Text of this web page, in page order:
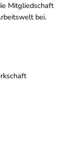
Mitgliedschaft
bei.